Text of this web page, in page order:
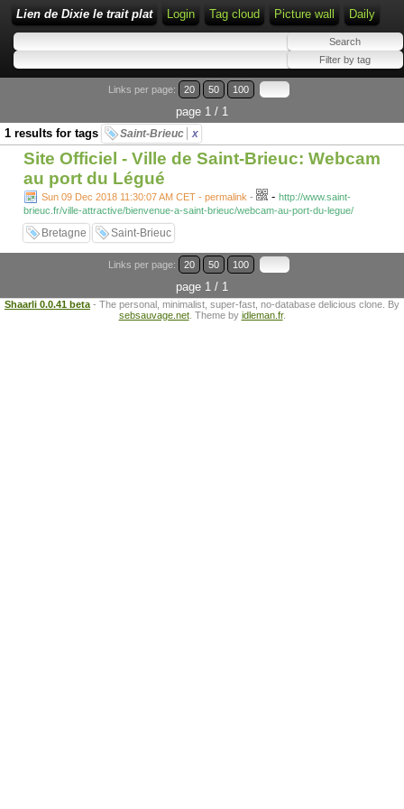
Lien de Dixie le trait plat Login Tag cloud Picture wall Daily
Links per page: 20 50 100
page 1 / 1
1 results for tags
Saint-Brieuc x
Site Officiel - Ville de Saint-Brieuc: Webcam
au port du Légué
Sun 09 Dec 2018 11:30:07 AM CET - permalink - - http://www.saint-
brieuc.fr/ville-attractive/bienvenue-a-saint-brieuc/webcam-au-port-du-legue/
Bretagne Saint-Brieuc
Links per page: 20 50 100
page 1 / 1
Shaarli 0.0.41 beta - The personal, minimalist, super-fast, no-database delicious clone. By
sebsauvage.net. Theme by idleman.fr.